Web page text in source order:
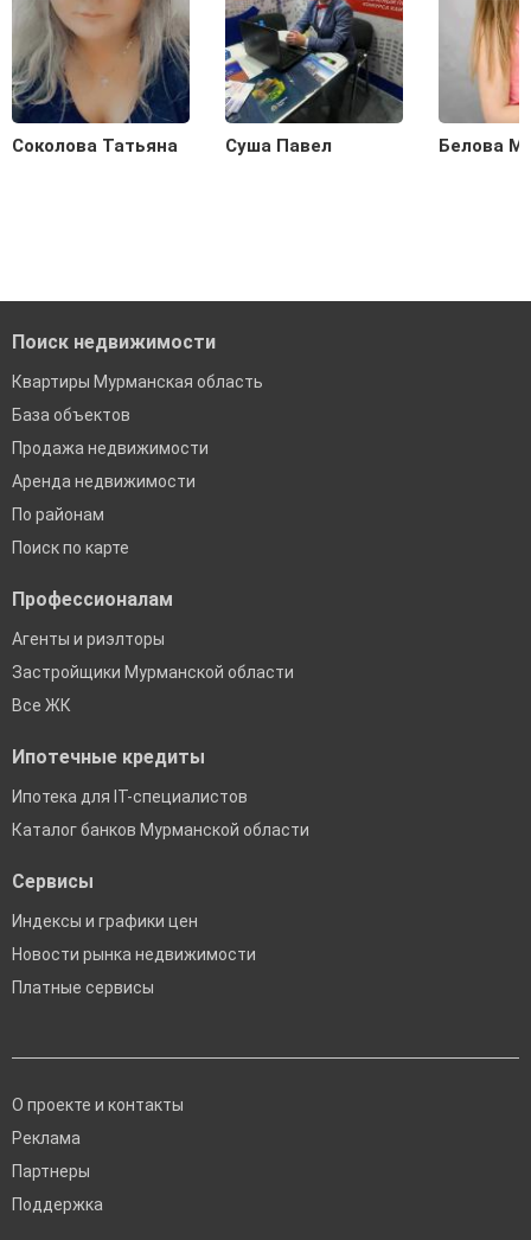
Соколова Татьяна Суша Павел Белова
Поиск недвижимости
Квартиры Мурманская область
База объектов
Продажа недвижимости
Аренда недвижимости
По районам
Поиск по карте
Профессионалам
Агенты и риэлторы
Застройщики Мурманской области
Все ЖК
Ипотечные кредиты
Ипотека для IT-специалистов
Каталог банков Мурманской области
Сервисы
Индексы и графики цен
Новости рынка недвижимости
Платные сервисы
О проекте и контакты
Реклама
Партнеры
Поддержка